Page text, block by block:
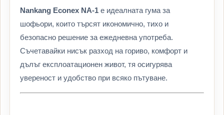
Nankang Econex NA-1 е идеалната гума за
шофьори, които търсят икономично, тихо и
безопасно решение за ежедневна употреба.
Съчетавайки нисък разход на гориво, комфорт и
дълъг експлоатационен живот, тя осигурява
увереност и удобство при всяко пътуване.